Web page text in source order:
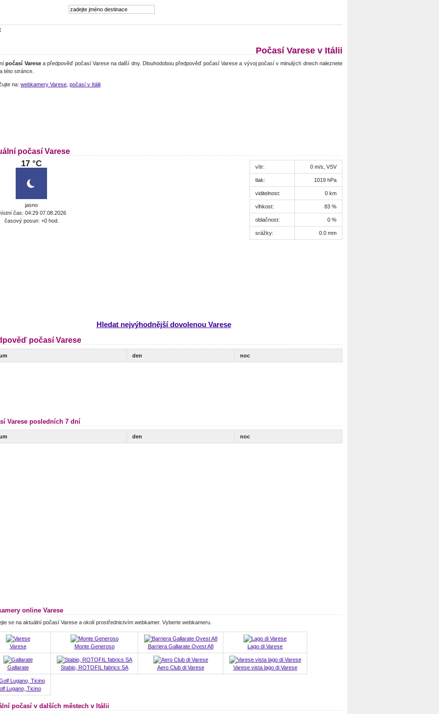
Počasí Varese v Itálii
počasí Varesea předpověď počasí Varese na další dny. Dlouhodobou předpověď počasí Varese a vývoj počasí v minulých dnech naleznete
této stránce.
na: webkamery Varese počasí v Itálii
počasí Varese
17 °C
jasno
čas: 04:29 07.08.2026
časový posun: +0 hod.
vítr: 0 m/s, VSV
tlak: 1019 hPa
viditelnost: 0 km
vlhkost: 83 %
oblačnost: 0 %
srážky: 0.0 mm
Hledat nejvýhodnější dovolenou Varese
počasí Varese
den noc
Varese posledních 7 dní
den noc
online Varese
se na aktuální počasí Varese a okolí prostřednictvím webkamer. Vyberte webkameru.
Varese Monte Generoso Barriera Gallarate Ovest A8 Lago di Varese
Gallarate Stabio, ROTOFIL fabrics SA Aero Club di Varese Varese vista lago di Varese
Lugano, Ticino
počasí v dalších městech v Itálii